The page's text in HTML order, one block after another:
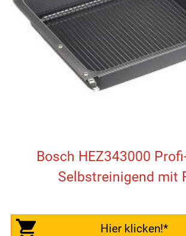
Bosch HEZ343000
Selbstreinigend mit
Hier klicken!*